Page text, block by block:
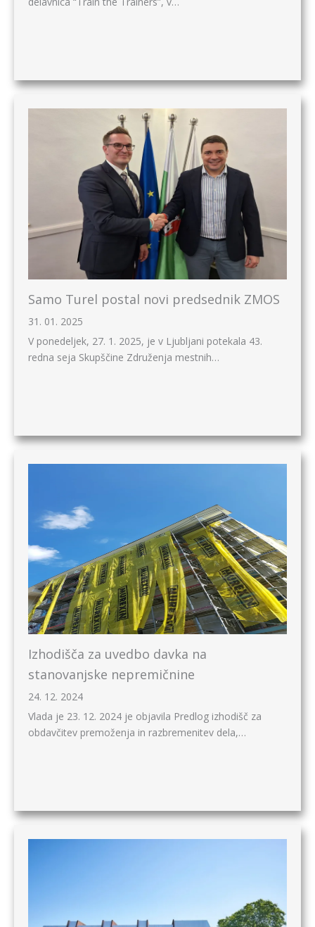
Samo Turel postal novi predsednik ZMOS
31. 01. 2025
V ponedeljek, 27. 1. 2025, je v Ljubljani potekala 43.
redna seja Skupščine Združenja mestnih…
Izhodišča za uvedbo davka na
stanovanjske nepremičnine
24. 12. 2024
Vlada je 23. 12. 2024 je objavila Predlog izhodišč za
obdavčitev premoženja in razbremenitev dela,…